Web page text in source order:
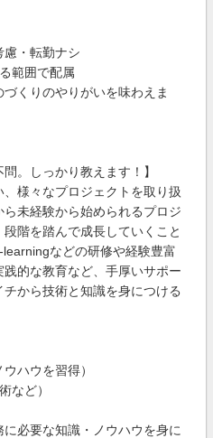
・転勤ナシ
範囲で配属
くりのやりがいを味わえま
。しっかり教えます！】
様々なプロジェクトを取り扱
未経験から始められるプロジ
階を踏んで成長していくこと
などの研修や経験豊富
的な教育など、手厚いサポー
から技術と知識を身につける
ハウを習得）
など）
必要な知識・ノウハウを身に